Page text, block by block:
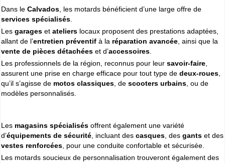
O(47) P(227) Q(18) R(128) S(571) T(102) U(12)
V(201) W(22) X(1)
Espace professionnels MOTO
Gestion de votre compte PRO
Dans le Calvados , les motards bénéficient d’une large offre de
services spécialisés
Les garages et ateliers locaux proposent des prestations adaptées,
allant de l’entretien préventif à la réparation avancée , ainsi que la
vente de pièces détachées et d’accessoires
Les professionnels de la région, reconnus pour leur savoir-faire
assurent une prise en charge efficace pour tout type de deux-roues
qu’il s’agisse de motos classiques , de scooters urbains , ou de
modèles personnalisés.
Les magasins spécialisés offrent également une variété
d’équipements de sécurité , incluant des casques , des gants et des
vestes renforcées , pour une conduite confortable et sécurisée.
Les motards soucieux de personnalisation trouveront également des